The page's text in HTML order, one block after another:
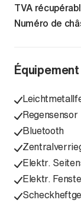
TVA
Numéro de
Équipement
Regensensor
Bluetooth
Elektr.
Elektr.